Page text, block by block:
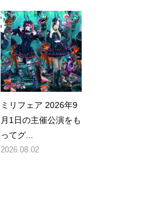
ミリフェア 2026年9
月1日の主催公演をも
ってグ...
2026.08.02